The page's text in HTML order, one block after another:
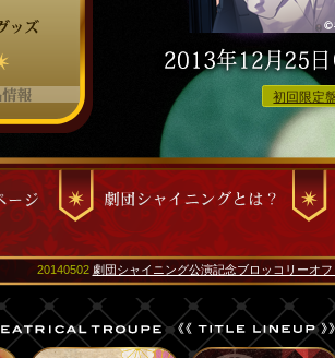
初回限定
20140502 劇団シャイニング公演記念ブロッコリーオ